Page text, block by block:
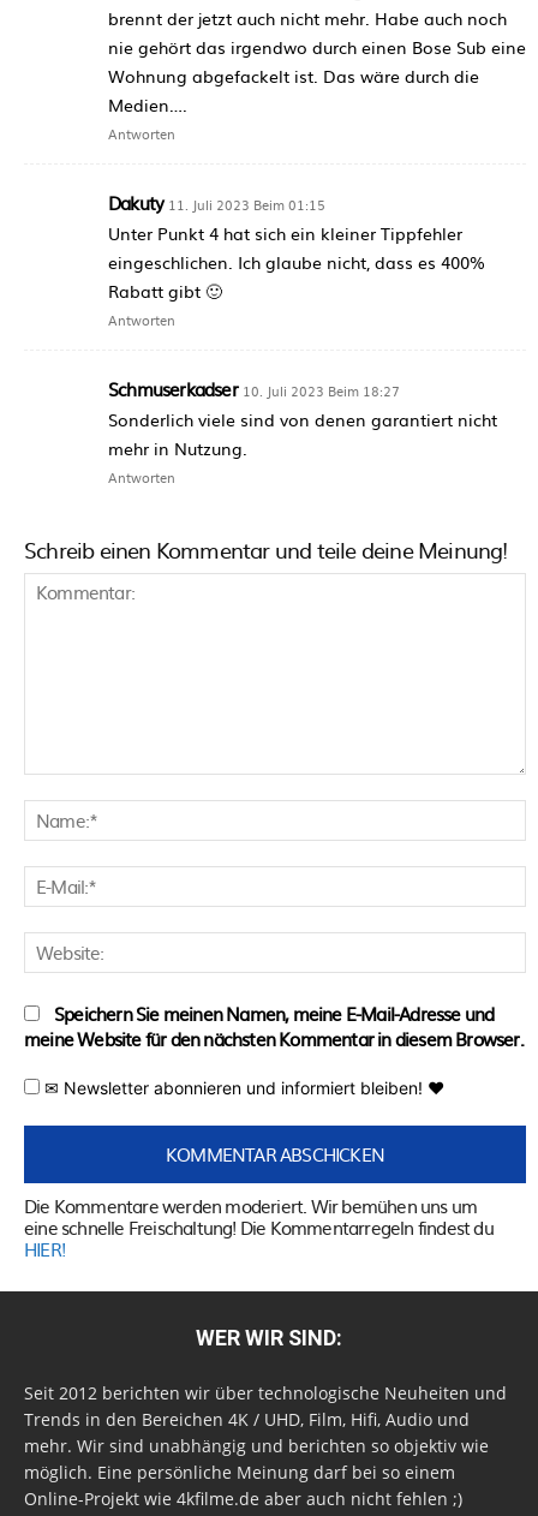
brennt der jetzt auch nicht mehr. Habe auch noch
nie gehört das irgendwo durch einen Bose Sub eine
Wohnung abgefackelt ist. Das wäre durch die
Medien….
Antworten
Dakuty 11. Juli 2023 Beim 01:15
Unter Punkt 4 hat sich ein kleiner Tippfehler
eingeschlichen. Ich glaube nicht, dass es 400%
Rabatt gibt 🙂
Antworten
Schmuserkadser 10. Juli 2023 Beim 18:27
Sonderlich viele sind von denen garantiert nicht
mehr in Nutzung.
Antworten
Schreib einen Kommentar und teile deine Meinung!
Speichern Sie meinen Namen, meine E-Mail-Adresse und
meine Website für den nächsten Kommentar in diesem Browser.
✉ Newsletter abonnieren und informiert bleiben! ♥
Die Kommentare werden moderiert. Wir bemühen uns um
eine schnelle Freischaltung! Die Kommentarregeln findest du
HIER!
WER WIR SIND:
Seit 2012 berichten wir über technologische Neuheiten und
Trends in den Bereichen 4K / UHD, Film, Hifi, Audio und
mehr. Wir sind unabhängig und berichten so objektiv wie
möglich. Eine persönliche Meinung darf bei so einem
Online-Projekt wie 4kfilme.de aber auch nicht fehlen ;)